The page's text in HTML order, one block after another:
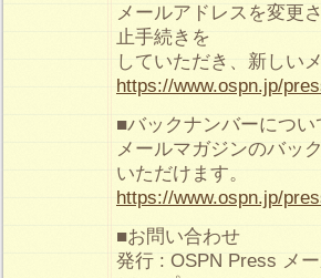
メールアドレスを変更
止手続きを
していただき、新しい
https://www.ospn.jp/
■バックナンバーについ
メールマガジンのバッ
いただけます。
https://www.ospn.jp/
■お問い合わせ
発行 : OSPN Press メ